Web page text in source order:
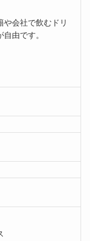
会社で飲むドリ
由です。